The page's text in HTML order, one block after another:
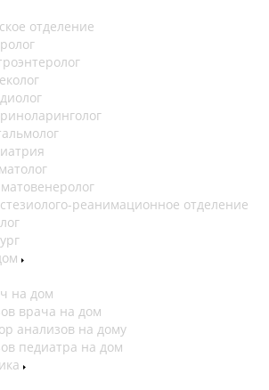
отделение
реанимационное отделение
на дом
врача на дом
анализов на дому
педиатра на дом